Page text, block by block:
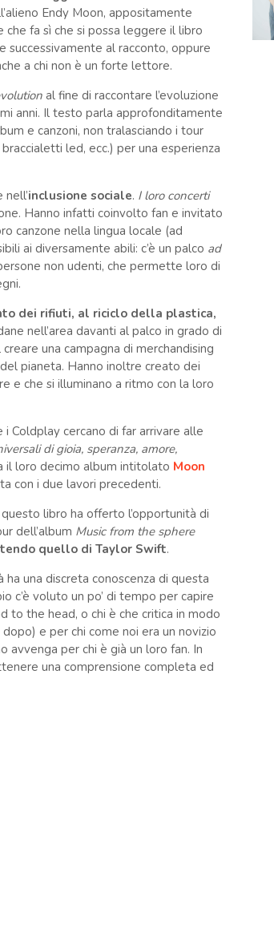
Endy Moon, appositamente
che fa sì che si possa leggere il libro
al racconto, oppure
a chi non è un forte lettore.
al fine di raccontare l’evoluzione
anni. Il testo parla approfonditamente
e canzoni, non tralasciando i tour
led, ecc.) per una esperienza
nell’inclusione sociale. I loro concerti
Hanno infatti coinvolto fan e invitato
canzone nella lingua locale (ad
ai diversamente abili: c’è un palco ad
non udenti, che permette loro di
dei rifiuti, al riciclo della plastica,
nell’area davanti al palco in grado di
una campagna di merchandising
pianeta. Hanno inoltre creato dei
e che si illuminano a ritmo con la loro
Coldplay cercano di far arrivare alle
di gioia, speranza, amore,
il loro decimo album intitolato Moon
con i due lavori precedenti.
libro ha offerto l’opportunità di
dell’album Music from the sphere
quello di Taylor Swift.
una discreta conoscenza di questa
c’è voluto un po’ di tempo per capire
to the head, o chi è che critica in modo
e per chi come noi era un novizio
avvenga per chi è già un loro fan. In
una comprensione completa ed